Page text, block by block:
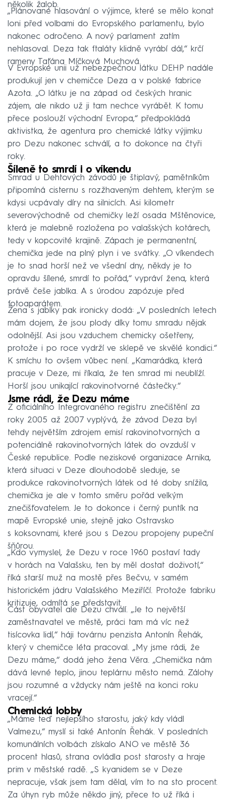
několik žalob.
„Plánované hlasování o výjimce, které se mělo konat
loni před volbami do Evropského parlamentu, bylo
nakonec odročeno. A nový parlament zatím
nehlasoval. Deza tak ftaláty klidně vyrábí dál,“ krčí
rameny Taťána Míčková Muchová.
V Evropské unii už nebezpečnou látku DEHP nadále
produkují jen v chemičce Deza a v polské fabrice
Azota. „O látku je na západ od českých hranic
zájem, ale nikdo už ji tam nechce vyrábět. K tomu
přece poslouží východní Evropa,“ předpokládá
aktivistka, že agentura pro chemické látky výjimku
pro Dezu nakonec schválí, a to dokonce na čtyři
roky.
Šíleně to smrdí i o víkendu
Smrad u Dehtových závodů je štiplavý, pamětníkům
připomíná cisternu s rozžhaveným dehtem, kterým se
kdysi ucpávaly díry na silnicích. Asi kilometr
severovýchodně od chemičky leží osada Mštěnovice,
která je malebně rozložena po valašských kotárech,
tedy v kopcovité krajině. Zápach je permanentní,
chemička jede na plný plyn i ve svátky. „O víkendech
je to snad horší než ve všední dny, někdy je to
opravdu šílené, smrdí to pořád,“ vypráví žena, která
právě češe jablka. A s úrodou zapózuje před
fotoaparátem.
Žena s jablky pak ironicky dodá: „V posledních letech
mám dojem, že jsou plody díky tomu smradu nějak
odolnější. Asi jsou vzduchem chemicky ošetřeny,
protože i po roce vydrží ve sklepě ve skvělé kondici.“
K smíchu to ovšem vůbec není. „Kamarádka, která
pracuje v Deze, mi říkala, že ten smrad mi neublíží.
Horší jsou unikající rakovinotvorné částečky.“
Jsme rádi, že Dezu máme
Z oficiálního Integrovaného registru znečištění za
roky 2005 až 2007 vyplývá, že závod Deza byl
tehdy největším zdrojem emisí rakovinotvorných a
potenciálně rakovinotvorných látek do ovzduší v
České republice. Podle neziskové organizace Arnika,
která situaci v Deze dlouhodobě sleduje, se
produkce rakovinotvorných látek od té doby snížila,
chemička je ale v tomto směru pořád velkým
znečišťovatelem. Je to dokonce i černý puntík na
mapě Evropské unie, stejně jako Ostravsko
s koksovnami, které jsou s Dezou propojeny pupeční
šňůrou.
„Kdo vymyslel, že Dezu v roce 1960 postaví tady
v horách na Valašsku, ten by měl dostat doživotí,“
říká starší muž na mostě přes Bečvu, v samém
historickém jádru Valašského Meziříčí. Protože fabriku
kritizuje, odmítá se představit.
Část obyvatel ale Dezu chválí. „Je to největší
zaměstnavatel ve městě, práci tam má víc než
tisícovka lidí,“ háji továrnu penzista Antonín Řehák,
který v chemičce léta pracoval. „My jsme rádi, že
Dezu máme,“ dodá jeho žena Věra. „Chemička nám
dává levné teplo, jinou teplárnu město nemá. Zálohy
jsou rozumné a vždycky nám ještě na konci roku
vracejí.“
Chemická lobby
„Máme teď nejlepšího starostu, jaký kdy vládl
Valmezu,“ myslí si také Antonín Řehák. V posledních
komunálních volbách získalo ANO ve městě 36
procent hlasů, strana ovládla post starosty a hraje
prim v městské radě. „S kyanidem se v Deze
nepracuje, však jsem tam dělal, vím to na sto procent.
Za úhyn ryb může někdo jiný, přece to už říká i